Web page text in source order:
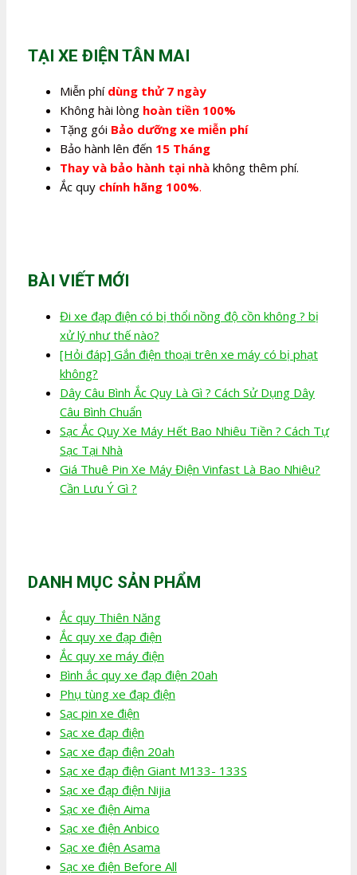
TẠI XE ĐIỆN TÂN MAI
Miễn phí dùng thử 7 ngày
Không hài lòng hoàn tiền 100%
Tặng gói Bảo dưỡng xe miễn phí
Bảo hành lên đến 15 Tháng
Thay và bảo hành tại nhà không thêm phí.
Ắc quy chính hãng 100%.
BÀI VIẾT MỚI
Đi xe đạp điện có bị thổi nồng độ cồn không ? bị
xử lý như thế nào?
[Hỏi đáp] Gắn điện thoại trên xe máy có bị phạt
không?
Dây Câu Bình Ắc Quy Là Gì ? Cách Sử Dụng Dây
Câu Bình Chuẩn
Sạc Ắc Quy Xe Máy Hết Bao Nhiêu Tiền ? Cách Tự
Sạc Tại Nhà
Giá Thuê Pin Xe Máy Điện Vinfast Là Bao Nhiêu?
Cần Lưu Ý Gì ?
DANH MỤC SẢN PHẨM
Ắc quy Thiên Năng
Ắc quy xe đạp điện
Ắc quy xe máy điện
Bình ắc quy xe đạp điện 20ah
Phụ tùng xe đạp điện
Sạc pin xe điện
Sạc xe đạp điện
Sạc xe đạp điện 20ah
Sạc xe đạp điện Giant M133- 133S
Sạc xe đạp điện Nijia
Sạc xe điện Aima
Sạc xe điện Anbico
Sạc xe điện Asama
Sạc xe điện Before All